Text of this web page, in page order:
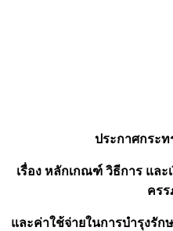
ประกาศกระ
เรื่อง หลักเกณฑ์ วิธีการ และ
คร
และค่าใช้จ่ายในการบํารุงรั